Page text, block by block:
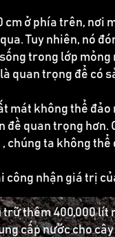
cm ở phía trên, nơi
Tuy nhiên, nó
trong lớp
quan trọng để có
mát không thể
đề quan trọng hơn.
chúng ta không thể
công nhận giá trị
trữ thêm 400,000
cấp nước cho